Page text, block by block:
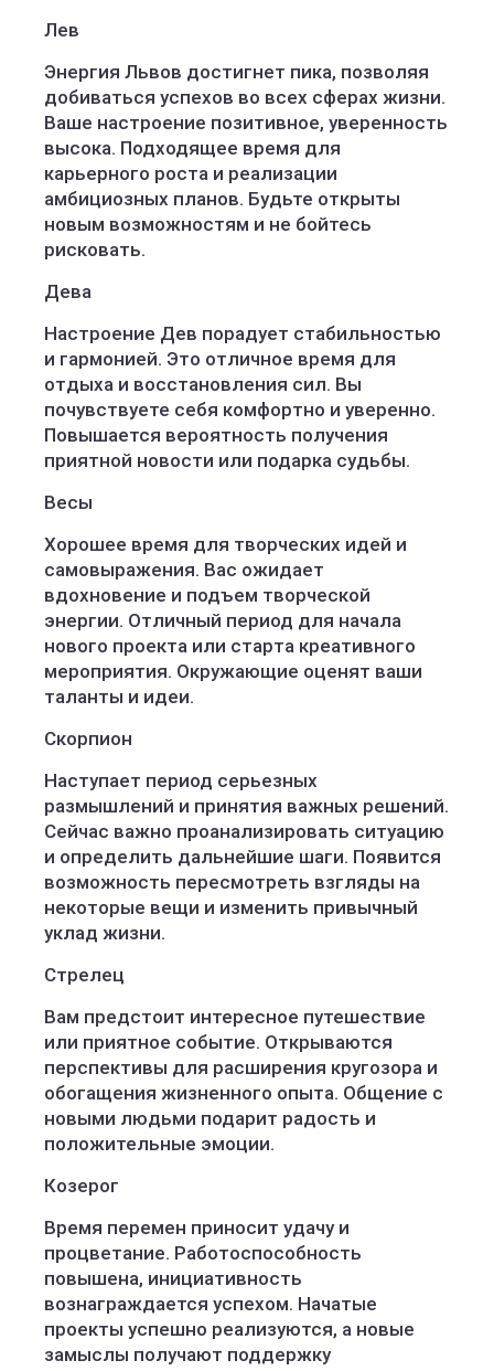
Лев
Энергия Львов достигнет пика, позволяя
добиваться успехов во всех сферах жизни.
Ваше настроение позитивное, уверенность
высока. Подходящее время для
карьерного роста и реализации
амбициозных планов. Будьте открыты
новым возможностям и не бойтесь
рисковать.
Дева
Настроение Дев порадует стабильностью
и гармонией. Это отличное время для
отдыха и восстановления сил. Вы
почувствуете себя комфортно и уверенно.
Повышается вероятность получения
приятной новости или подарка судьбы.
Весы
Хорошее время для творческих идей и
самовыражения. Вас ожидает
вдохновение и подъем творческой
энергии. Отличный период для начала
нового проекта или старта креативного
мероприятия. Окружающие оценят ваши
таланты и идеи.
Скорпион
Наступает период серьезных
размышлений и принятия важных решений.
Сейчас важно проанализировать ситуацию
и определить дальнейшие шаги. Появится
возможность пересмотреть взгляды на
некоторые вещи и изменить привычный
уклад жизни.
Стрелец
Вам предстоит интересное путешествие
или приятное событие. Открываются
перспективы для расширения кругозора и
обогащения жизненного опыта. Общение с
новыми людьми подарит радость и
положительные эмоции.
Козерог
Время перемен приносит удачу и
процветание. Работоспособность
повышена, инициативность
вознаграждается успехом. Начатые
проекты успешно реализуются, а новые
замыслы получают поддержку